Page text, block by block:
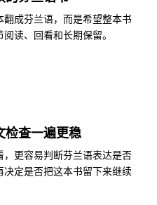
成芬兰语，而是希望整本书
读、回看和长期保留。
检查一遍更稳
更容易判断芬兰语表达是否
定是否把这本书留下来继续